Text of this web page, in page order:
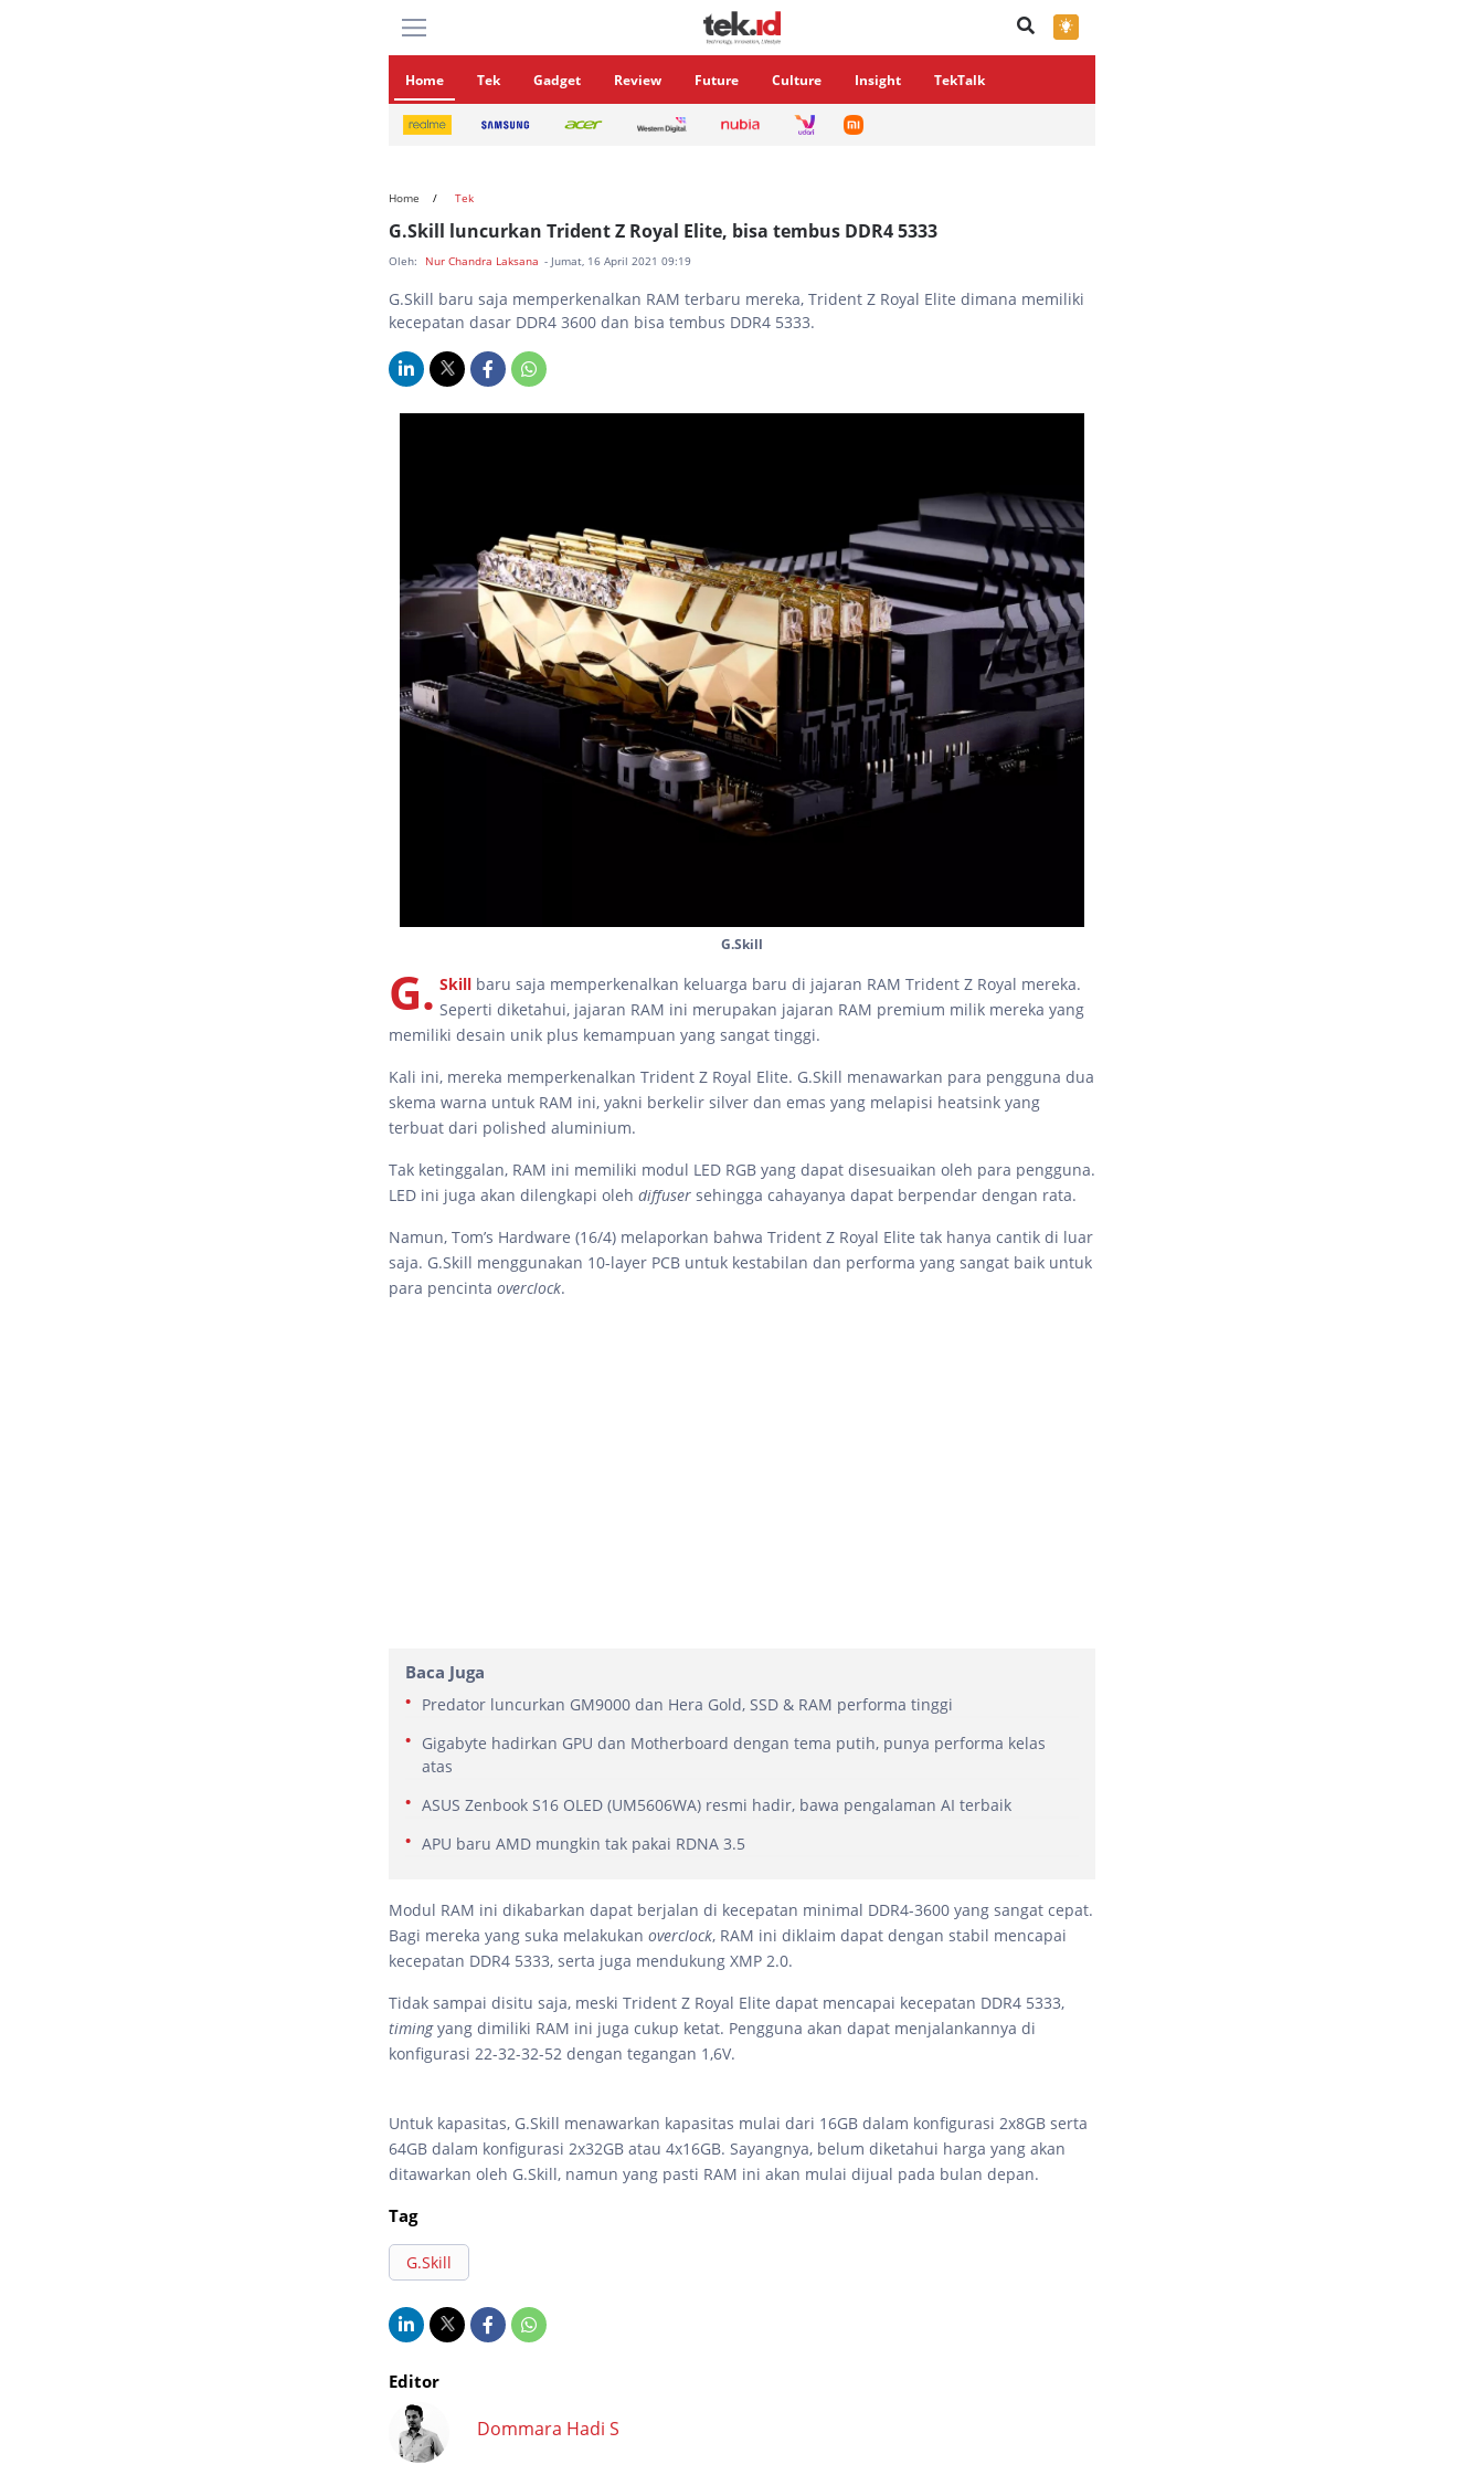
×
Home Tek Gadget Review Future Culture Insight TekTalk
Home Tek
G.Skill luncurkan Trident Z Royal Elite, bisa tembus DDR4 5333
Oleh: Nur Chandra Laksana - Jumat, 16 April 2021 09:19
G.Skill baru saja memperkenalkan RAM terbaru mereka, Trident Z Royal Elite dimana memiliki
kecepatan dasar DDR4 3600 dan bisa tembus DDR4 5333.
G.Skill
G. Skill baru saja memperkenalkan keluarga baru di jajaran RAM Trident Z Royal mereka.
Seperti diketahui, jajaran RAM ini merupakan jajaran RAM premium milik mereka yang
memiliki desain unik plus kemampuan yang sangat tinggi.
Kali ini, mereka memperkenalkan Trident Z Royal Elite. G.Skill menawarkan para pengguna dua
skema warna untuk RAM ini, yakni berkelir silver dan emas yang melapisi heatsink yang
terbuat dari polished aluminium.
Tak ketinggalan, RAM ini memiliki modul LED RGB yang dapat disesuaikan oleh para pengguna.
LED ini juga akan dilengkapi oleh diffuser sehingga cahayanya dapat berpendar dengan rata.
Namun, Tom’s Hardware (16/4) melaporkan bahwa Trident Z Royal Elite tak hanya cantik di luar
saja. G.Skill menggunakan 10-layer PCB untuk kestabilan dan performa yang sangat baik untuk
para pencinta overclock.
Baca Juga
Predator luncurkan GM9000 dan Hera Gold, SSD & RAM performa tinggi
Gigabyte hadirkan GPU dan Motherboard dengan tema putih, punya performa kelas
atas
ASUS Zenbook S16 OLED (UM5606WA) resmi hadir, bawa pengalaman AI terbaik
APU baru AMD mungkin tak pakai RDNA 3.5
Modul RAM ini dikabarkan dapat berjalan di kecepatan minimal DDR4-3600 yang sangat cepat.
Bagi mereka yang suka melakukan overclock, RAM ini diklaim dapat dengan stabil mencapai
kecepatan DDR4 5333, serta juga mendukung XMP 2.0.
Tidak sampai disitu saja, meski Trident Z Royal Elite dapat mencapai kecepatan DDR4 5333,
timingyang dimiliki RAM ini juga cukup ketat. Pengguna akan dapat menjalankannya di
konfigurasi 22-32-32-52 dengan tegangan 1,6V.
Untuk kapasitas, G.Skill menawarkan kapasitas mulai dari 16GB dalam konfigurasi 2x8GB serta
64GB dalam konfigurasi 2x32GB atau 4x16GB. Sayangnya, belum diketahui harga yang akan
ditawarkan oleh G.Skill, namun yang pasti RAM ini akan mulai dijual pada bulan depan.
Tag
G.Skill
Editor
Dommara Hadi S